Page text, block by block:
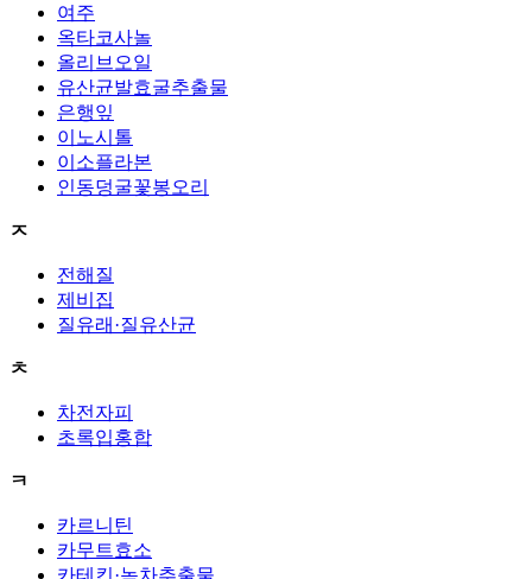
여주
옥타코사놀
올리브오일
유산균발효굴추출물
은행잎
이노시톨
이소플라본
인동덩굴꽃봉오리
ㅈ
전해질
제비집
질유래·질유산균
ㅊ
차전자피
초록입홍합
ㅋ
카르니틴
카무트효소
카테킨·녹차추출물